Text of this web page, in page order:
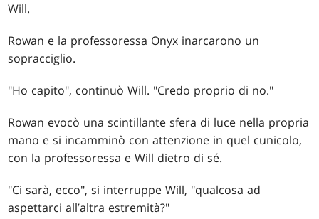
Will.
Rowan e la professoressa Onyx inarcarono un
sopracciglio.
"Ho capito", continuò Will. "Credo proprio di no."
Rowan evocò una scintillante sfera di luce nella propria
mano e si incamminò con attenzione in quel cunicolo,
con la professoressa e Will dietro di sé.
"Ci sarà, ecco", si interruppe Will, "qualcosa ad
aspettarci all’altra estremità?"